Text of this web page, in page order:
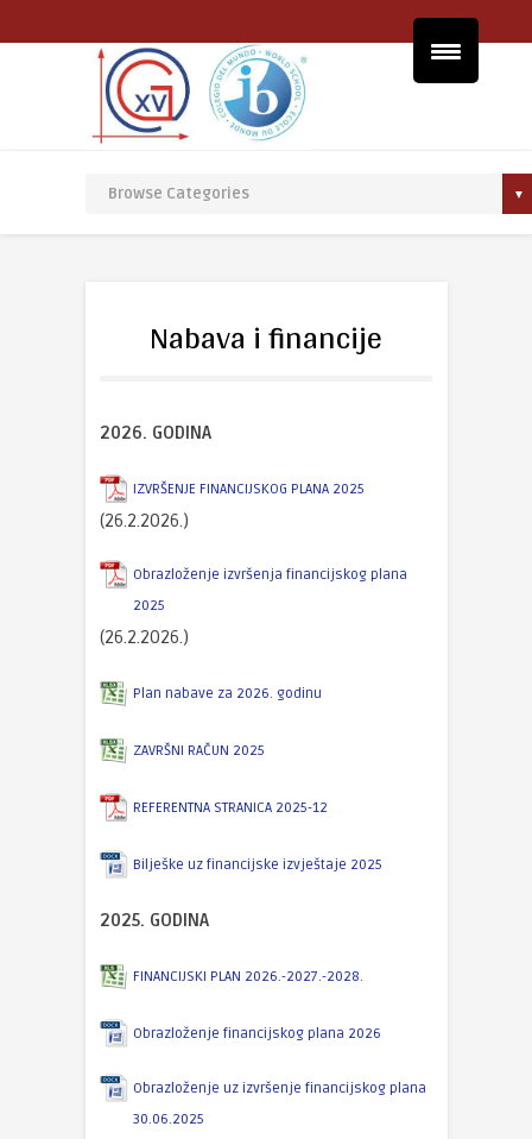
Nabava i financije
2026. GODINA
IZVRŠENJE FINANCIJSKOG PLANA 2025
(26.2.2026.)
Obrazloženje izvršenja financijskog plana
2025
(26.2.2026.)
Plan nabave za 2026. godinu
ZAVRŠNI RAČUN 2025
REFERENTNA STRANICA 2025-12
Bilješke uz financijske izvještaje 2025
2025. GODINA
FINANCIJSKI PLAN 2026.-2027.-2028.
Obrazloženje financijskog plana 2026
Obrazloženje uz izvršenje financijskog plana
30.06.2025